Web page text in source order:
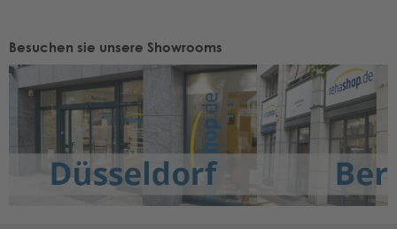
Besuchen sie unsere Showrooms